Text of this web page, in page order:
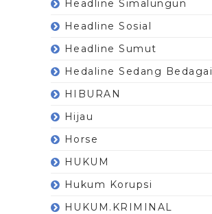
Headline Simalungun
Headline Sosial
Headline Sumut
Hedaline Sedang Bedagai
HIBURAN
Hijau
Horse
HUKUM
Hukum Korupsi
HUKUM.KRIMINAL